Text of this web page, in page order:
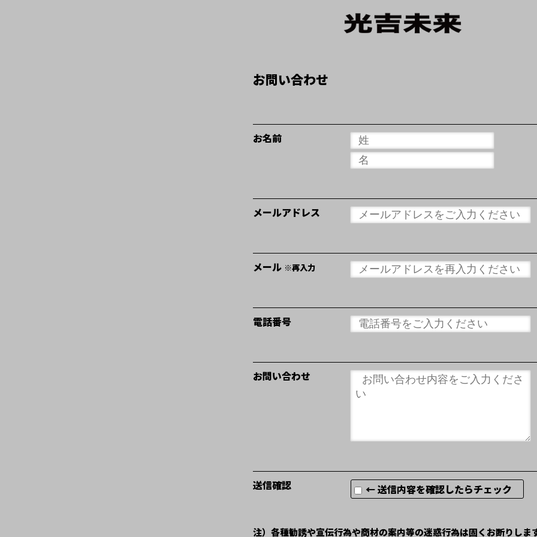
お問い合わせ
お名前
メールアドレス
メール ※再入力
電話番号
お問い合わせ
送信確認 ← 送信内容を確認したらチェック
注）各種勧誘や宣伝行為や商材の案内等の迷惑行為は固くお断りしま